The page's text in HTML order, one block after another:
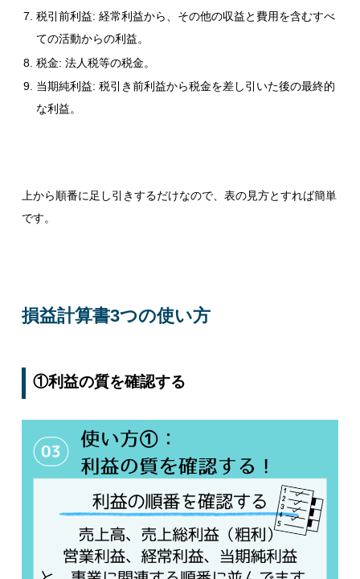
税引前利益: 経常利益から、その他の収益と費用を含むすべ
ての活動からの利益。
税金: 法人税等の税金。
当期純利益: 税引き前利益から税金を差し引いた後の最終的
な利益。
上から順番に足し引きするだけなので、表の見方とすれば簡単
です。
損益計算書3つの使い方
①利益の質を確認する